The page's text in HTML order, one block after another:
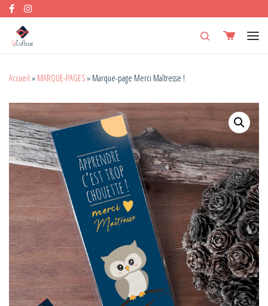
Skip to content
Search
Accueil » MARQUE-PAGES» Marque-page Merci Maîtresse !